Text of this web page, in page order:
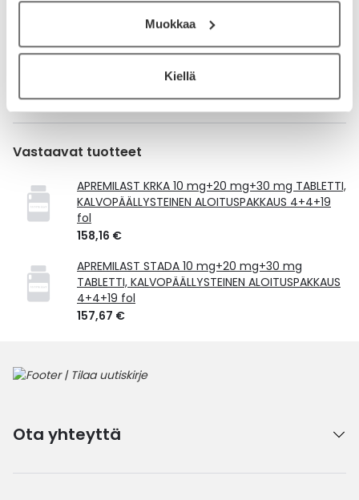
Muokkaa
Kiellä
Kela-korvattavuus ja reseptin toimitusmaksu
Tämä tuote ei ole Kela-korvattava. Reseptin
Laske korvauksen suuruus
Vastaavat tuotteet
APREMILAST KRKA 10 mg+20 mg+30 mg TABLETTI,
KALVOPÄÄLLYSTEINEN ALOITUSPAKKAUS 4+4+19
fol
158,16 €
APREMILAST STADA 10 mg+20 mg+30 mg
TABLETTI, KALVOPÄÄLLYSTEINEN ALOITUSPAKKAUS
4+4+19 fol
157,67 €
Ota yhteyttä